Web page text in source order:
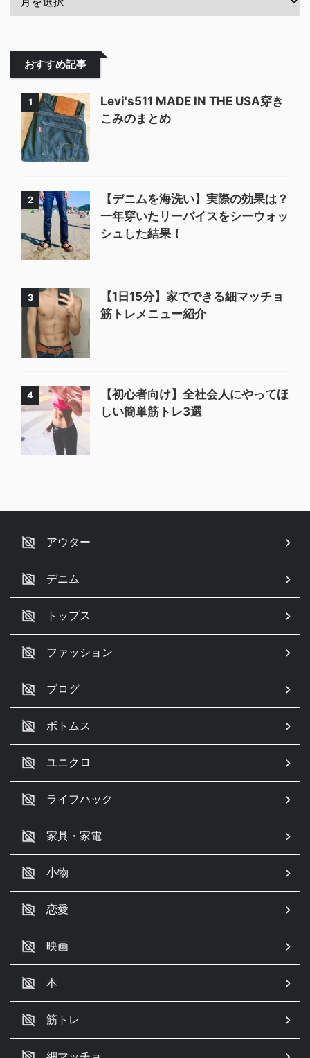
おすすめ記事
1
Levi's511 MADE IN THE USA穿き
こみのまとめ
2
【デニムを海洗い】実際の効果は？
一年穿いたリーバイスをシーウォッ
シュした結果！
3
【1日15分】家でできる細マッチョ
筋トレメニュー紹介
4
【初心者向け】全社会人にやってほ
しい簡単筋トレ3選
アウター
デニム
トップス
ファッション
ブログ
ボトムス
ユニクロ
ライフハック
家具・家電
小物
恋愛
映画
本
筋トレ